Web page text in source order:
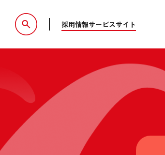
採用情報サービスサイト